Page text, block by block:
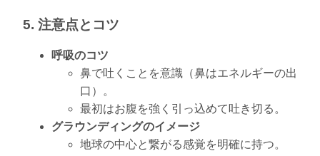
5. 注意点とコツ
呼吸のコツ
鼻で吐くことを意識（鼻はエネルギーの出
口）。
最初はお腹を強く引っ込めて吐き切る。
グラウンディングのイメージ
地球の中心と繋がる感覚を明確に持つ。